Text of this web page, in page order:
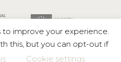
to improve your experience.
this, but you can opt-out if
Cookie settings